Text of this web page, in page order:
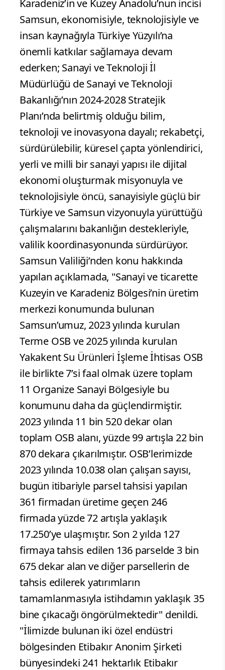
Karadeniz’in ve Kuzey Anadolu’nun incisi
Samsun, ekonomisiyle, teknolojisiyle ve
insan kaynağıyla Türkiye Yüzyılı’na
önemli katkılar sağlamaya devam
ederken; Sanayi ve Teknoloji İl
Müdürlüğü de Sanayi ve Teknoloji
Bakanlığı’nın 2024-2028 Stratejik
Planı’nda belirtmiş olduğu bilim,
teknoloji ve inovasyona dayalı; rekabetçi,
sürdürülebilir, küresel çapta yönlendirici,
yerli ve milli bir sanayi yapısı ile dijital
ekonomi oluşturmak misyonuyla ve
teknolojisiyle öncü, sanayisiyle güçlü bir
Türkiye ve Samsun vizyonuyla yürüttüğü
çalışmalarını bakanlığın destekleriyle,
valilik koordinasyonunda sürdürüyor.
Samsun Valiliği’nden konu hakkında
yapılan açıklamada, "Sanayi ve ticarette
Kuzeyin ve Karadeniz Bölgesi’nin üretim
merkezi konumunda bulunan
Samsun’umuz, 2023 yılında kurulan
Terme OSB ve 2025 yılında kurulan
Yakakent Su Ürünleri İşleme İhtisas OSB
ile birlikte 7’si faal olmak üzere toplam
11 Organize Sanayi Bölgesiyle bu
konumunu daha da güçlendirmiştir.
2023 yılında 11 bin 520 dekar olan
toplam OSB alanı, yüzde 99 artışla 22 bin
870 dekara çıkarılmıştır. OSB’lerimizde
2023 yılında 10.038 olan çalışan sayısı,
bugün itibariyle parsel tahsisi yapılan
361 firmadan üretime geçen 246
firmada yüzde 72 artışla yaklaşık
17.250’ye ulaşmıştır. Son 2 yılda 127
firmaya tahsis edilen 136 parselde 3 bin
675 dekar alan ve diğer parsellerin de
tahsis edilerek yatırımların
tamamlanmasıyla istihdamın yaklaşık 35
bine çıkacağı öngörülmektedir" denildi.
"İlimizde bulunan iki özel endüstri
bölgesinden Etibakır Anonim Şirketi
bünyesindeki 241 hektarlık Etibakır